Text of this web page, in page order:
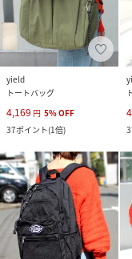
yield
トートバッグ
4,169 円 5%OFF
37ポイント(1倍)